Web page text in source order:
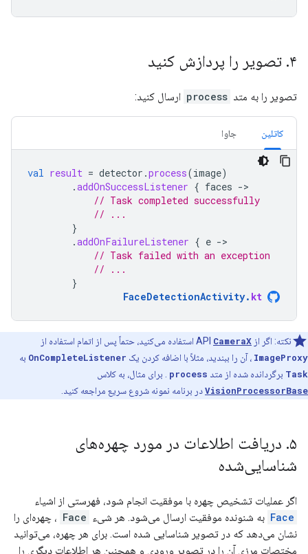
۴. تصویر را پردازش کنید
تصویر را به متد process ارسال کنید:
کاتلین جاوا
val result = detector .process(image)
.addOnSuccessListener { faces -
// Task completed successfully
// ...
}
.addOnFailureListener { e -
// Task failed with an exception
// ...
}
FaceDetectionActivity. kt
نکته: اگر از API CameraX
استفاده می‌کنید، حتماً پس از اتمام استفاده از
ImageProxy ، آن را ببندید، مثلاً با اضافه کردن یک OnCompleteListener به
Task برگردانده شده از متد process . برای مثال، به کلاس
VisionProcessorBaseدر برنامه نمونه شروع سریع مراجعه کنید.
۵. دریافت اطلاعات در مورد چهره‌های
شناسایی‌شده
اگر عملیات تشخیص چهره با موفقیت انجام شود، فهرستی از اشیاء
Face به شنونده موفقیت ارسال می‌شود. هر شیء Face ، چهره‌ای را
نشان می‌دهد که در تصویر شناسایی شده است. برای هر چهره، می‌توانید
مختصات مرزی آن را در تصویر ورودی و همچنین هر اطلاعات دیگری را